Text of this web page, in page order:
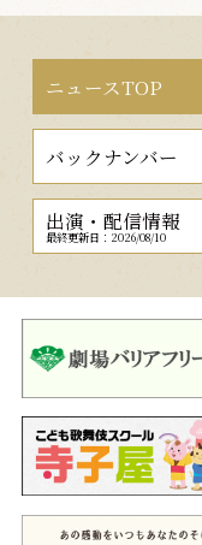
ニュースTOP
バックナンバー
出演・配信情報
最終更新日：2026/08/10